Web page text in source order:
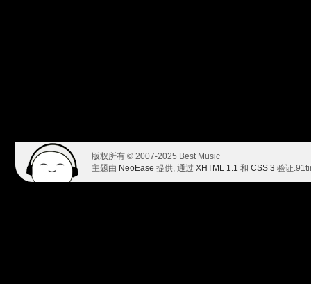
版权所有 © 2007-2025 Best Music
主题由 NeoEase 提供, 通过 XHTML 1.1 和 CSS 3 验证.